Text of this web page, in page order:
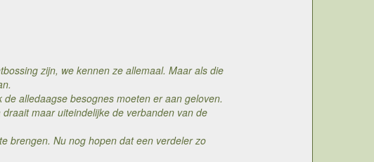
zijn, we kennen ze allemaal. Maar als die
alledaagse besognes moeten er aan geloven.
maar uiteindelijke de verbanden van de
brengen. Nu nog hopen dat een verdeler zo